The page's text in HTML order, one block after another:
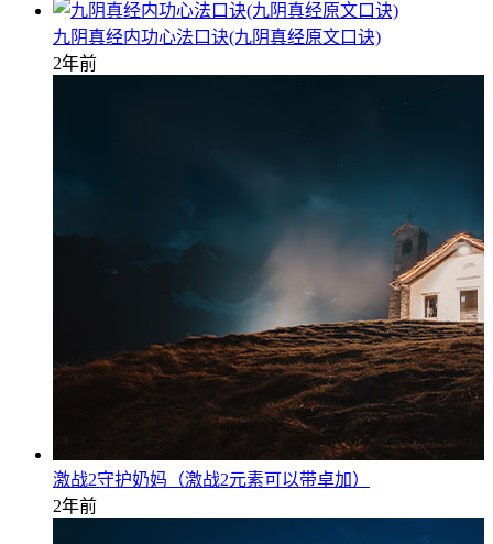
九阴真经内功心法口诀(九阴真经原文口诀)
2年前
激战2守护奶妈（激战2元素可以带卓加）
2年前